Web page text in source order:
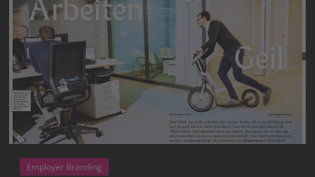
Employer Branding